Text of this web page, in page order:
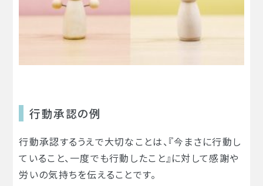
行動承認の例
行動承認するうえで大切なことは、『今まさに行動し
ていること、一度でも行動したこと』に対して感謝や
労いの気持ちを伝えることです。